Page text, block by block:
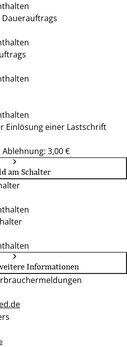
Dauerauftrags
Einlösung einer Lastschrift
3,00 €
am Schalter
Informationen